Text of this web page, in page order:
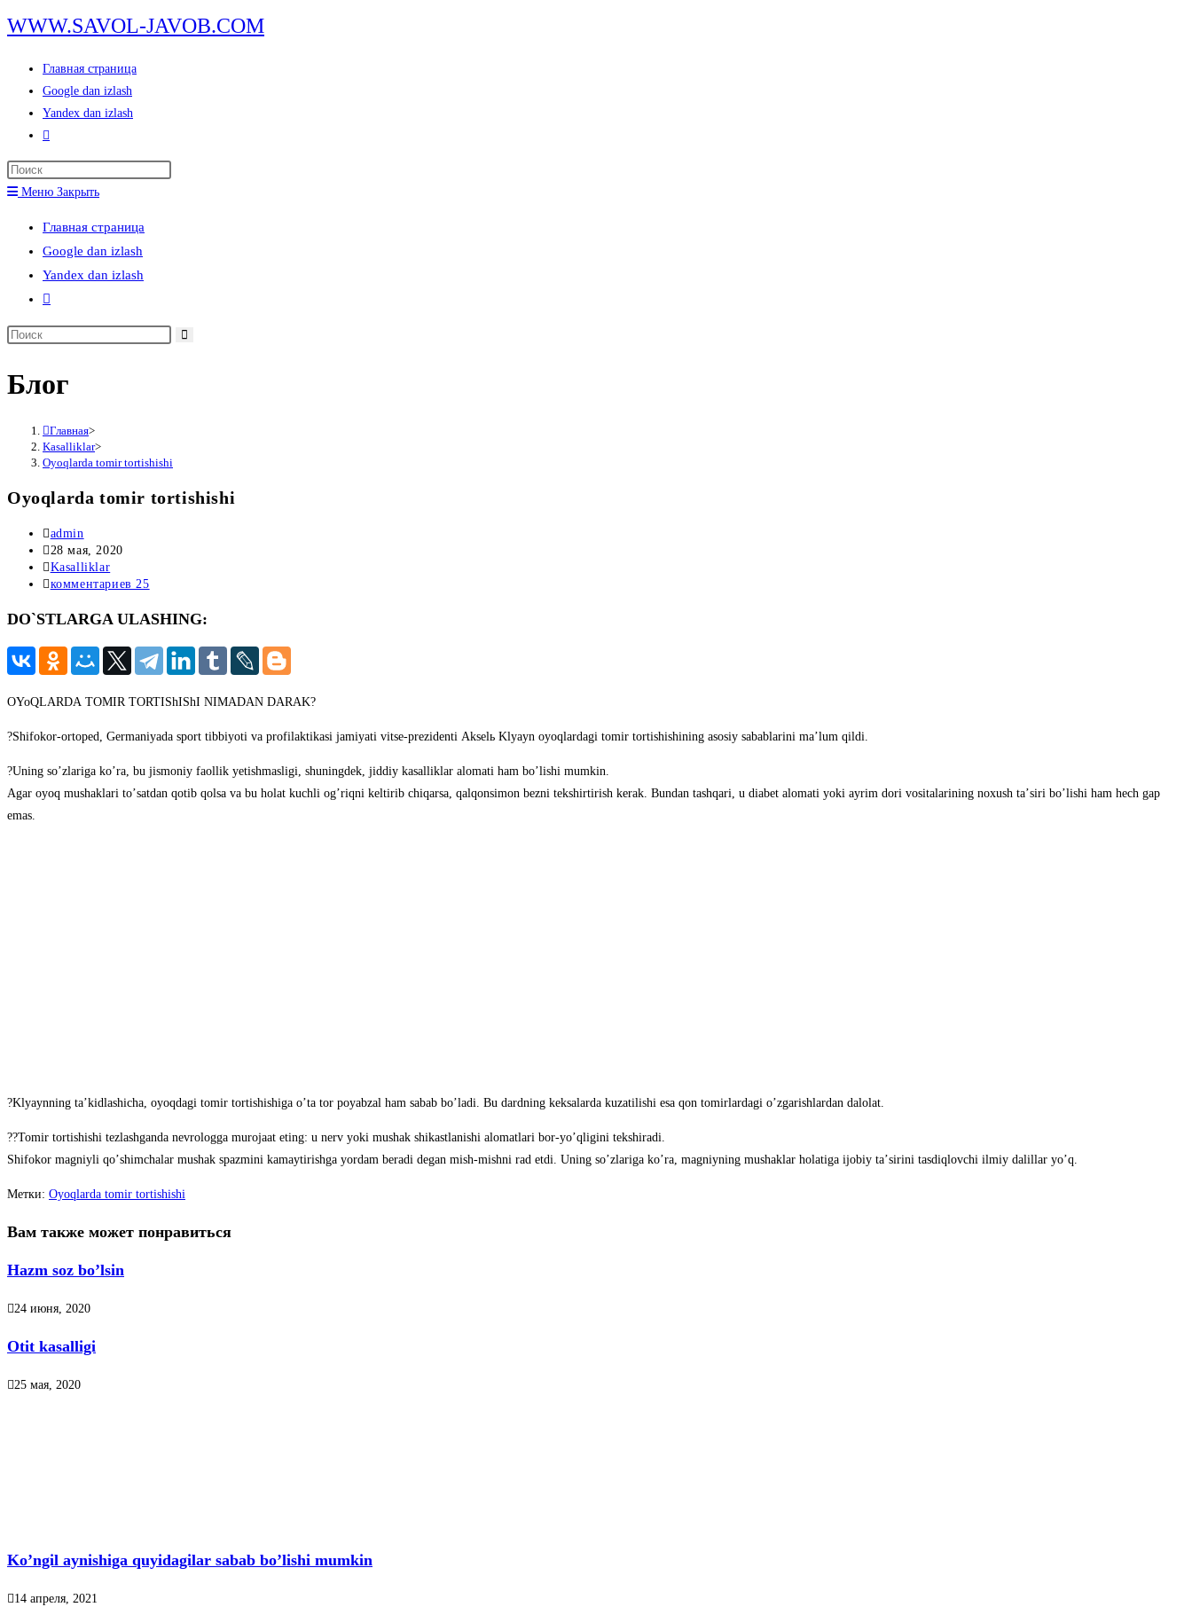
Перейти
к
содержимому
WWW.SAVOL-JAVOB.COM
Главная страница
Google dan izlash
Yandex dan izlash
Переключить
по
веб-
сайту
Меню Закрыть
Главная страница
Google dan izlash
Yandex dan izlash
Переключить
по
сайту
Поиск
сайте
Блог
Главная>
Kasalliklar>
Oyoqlarda tomir tortishishi
Oyoqlarda tomir tortishishi
Автор
записи:
admin
Запись
опубликована:
28 мая, 2020
Рубрика
записи:
Kasalliklar
Комментарии
записи:
комментариев 25
DO`STLARGA ULASHING:
OYoQLАRDА TOMIR TORTIShIShI NIMАDАN DАRАK?
?Shifokor-ortoped, Germaniyada sport tibbiyoti va profilaktikasi jamiyati vitse-prezidenti Аkselь Klyayn oyoqlardagi tomir tortishishining asosiy sabablarini maʼlum qildi.
?Uning soʼzlariga koʼra, bu jismoniy faollik yetishmasligi, shuningdek, jiddiy kasalliklar alomati ham boʼlishi mumkin.
Аgar oyoq mushaklari toʼsatdan qotib qolsa va bu holat kuchli ogʼriqni keltirib chiqarsa, qalqonsimon bezni tekshirtirish kerak. Bundan tashqari, u diabet alomati yoki ayrim dori vositalarining noxush taʼsiri boʼlishi ham hech gap
emas.
?Klyaynning taʼkidlashicha, oyoqdagi tomir tortishishiga oʼta tor poyabzal ham sabab boʼladi. Bu dardning keksalarda kuzatilishi esa qon tomirlardagi oʼzgarishlardan dalolat.
?‍?Tomir tortishishi tezlashganda nevrologga murojaat eting: u nerv yoki mushak shikastlanishi alomatlari bor-yoʼqligini tekshiradi.
Shifokor magniyli qoʼshimchalar mushak spazmini kamaytirishga yordam beradi degan mish-mishni rad etdi. Uning soʼzlariga koʼra, magniyning mushaklar holatiga ijobiy taʼsirini tasdiqlovchi ilmiy dalillar yoʼq.
Метки: Oyoqlarda tomir tortishishi
Вам также может понравиться
Hazm soz boʼlsin
24 июня, 2020
Otit kasalligi
25 мая, 2020
Ko’ngil aynishiga quyidagilar sabab bo’lishi mumkin
14 апреля, 2021